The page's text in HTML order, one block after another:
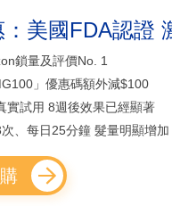
：美國FDA認證
鎖量及評價No. 1
」優惠碼額外減$100
實試用 8週後效果已經顯著
、每日25分鐘 髮量明顯增加